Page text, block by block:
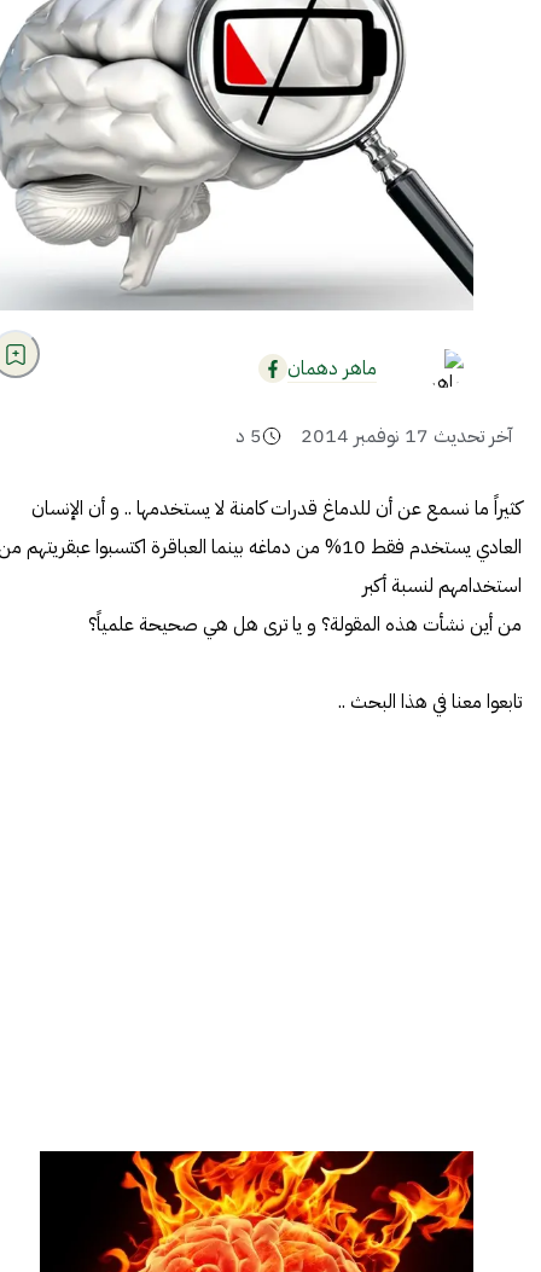
ماهر دهمان
آخر تحديث 17 نوفمبر 2014 5 د
كثيراً ما نسمع عن أن للدماغ قدرات كامنة لا يستخدمها .. و أن الإنسان
العادي يستخدم فقط 10% من دماغه بينما العباقرة اكتسبوا عبقريتهم
استخدامهم لنسبة أكبر
من أين نشأت هذه المقولة؟ و يا ترى هل هي صحيحة علمياً؟
تابعوا معنا في هذا البحث ..